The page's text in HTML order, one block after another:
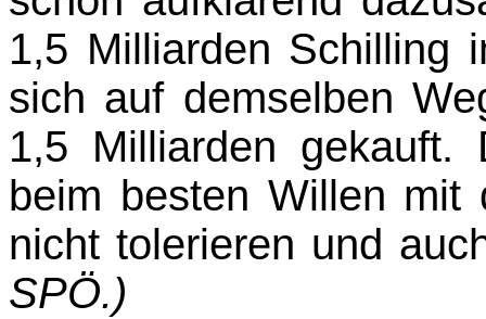
1,5 Milliarden Schilling
sich auf demselben
1,5 Milliarden
beim besten Willen mit
nicht tolerieren und
SPÖ.)